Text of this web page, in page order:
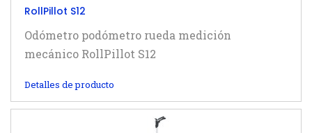
RollPillot S12
Odómetro podómetro rueda medición
mecánico RollPillot S12
Detalles de producto